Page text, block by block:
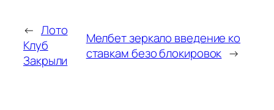
← Лото
Клуб
Закрыли
Мелбет зеркало введение ко
ставкам безо блокировок →